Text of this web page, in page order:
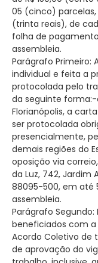
05 (cinco) parcelas,
(trinta reais), de
folha de
assembleia.
Parágrafo Primeiro:
individual e feita a
protocolada pelo
da seguinte
Florianópolis, a
ser protocolada
presencialmente,
demais regiões do
oposição via
da Luz, 742, Jardim
88095-500, em até
assembleia.
Parágrafo
beneficiados com
Acordo Coletivo de
de aprovação do